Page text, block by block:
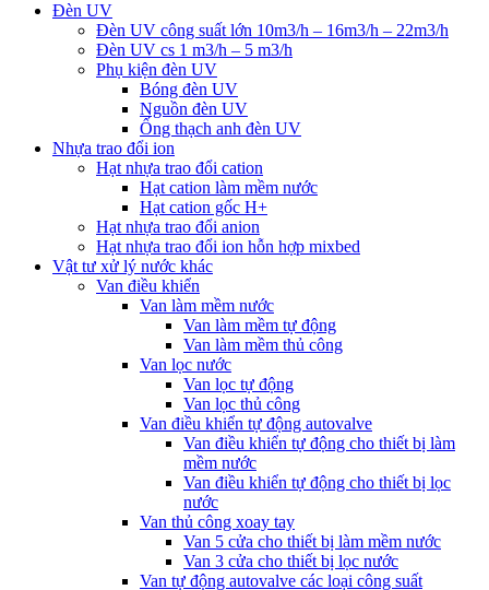
Đèn UV
Đèn UV công suất lớn 10m3/h – 16m3/h – 22m3/h
Đèn UV cs 1 m3/h – 5 m3/h
Phụ kiện đèn UV
Bóng đèn UV
Nguồn đèn UV
Ống thạch anh đèn UV
Nhựa trao đổi ion
Hạt nhựa trao đổi cation
Hạt cation làm mềm nước
Hạt cation gốc H+
Hạt nhựa trao đổi anion
Hạt nhựa trao đổi ion hỗn hợp mixbed
Vật tư xử lý nước khác
Van điều khiển
Van làm mềm nước
Van làm mềm tự động
Van làm mềm thủ công
Van lọc nước
Van lọc tự động
Van lọc thủ công
Van điều khiển tự động autovalve
Van điều khiển tự động cho thiết bị làm
mềm nước
Van điều khiển tự động cho thiết bị lọc
nước
Van thủ công xoay tay
Van 5 cửa cho thiết bị làm mềm nước
Van 3 cửa cho thiết bị lọc nước
Van tự động autovalve các loại công suất